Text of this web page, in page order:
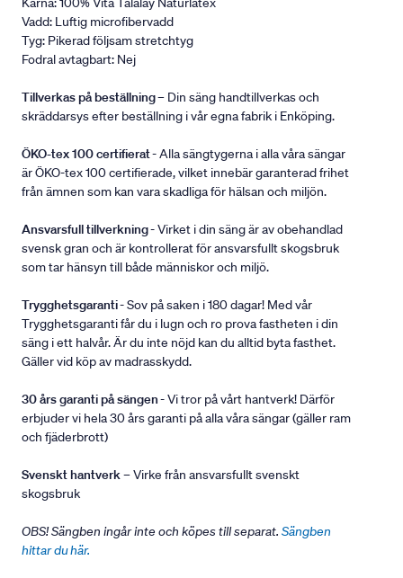
Vadd: Luftig microfibervadd
Tyg: Pikerad följsam stretchtyg
Fodral avtagbart: Nej
Tillverkas på beställning– Din säng handtillverkas och
skräddarsys efter beställning i vår egna fabrik i Enköping.
ÖKO-tex 100 certifierat- Alla sängtygerna i alla våra sängar
är ÖKO-tex 100 certifierade, vilket innebär garanterad frihet
från ämnen som kan vara skadliga för hälsan och miljön.
Ansvarsfull tillverkning- Virket i din säng är av obehandlad
svensk gran och är kontrollerat för ansvarsfullt skogsbruk
som tar hänsyn till både människor och miljö.
Trygghetsgaranti- Sov på saken i 180 dagar! Med vår
Trygghetsgaranti får du i lugn och ro prova fastheten i din
säng i ett halvår. Är du inte nöjd kan du alltid byta fasthet.
Gäller vid köp av madrasskydd.
30 års garanti på sängen- Vi tror på vårt hantverk! Därför
erbjuder vi hela 30 års garanti på alla våra sängar (gäller ram
och fjäderbrott)
Svenskt hantverk– Virke från ansvarsfullt svenskt
skogsbruk
OBS! Sängben ingår inte och köpes till separat. Sängben
hittar du här.